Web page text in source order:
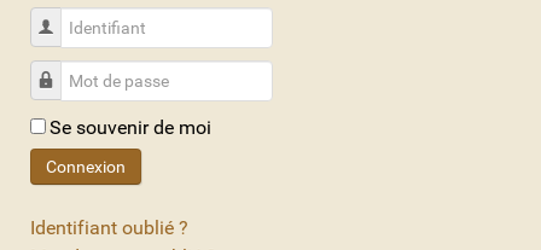
Identifiant
Mot de passe
Se souvenir de moi
Connexion
Identifiant oublié ?